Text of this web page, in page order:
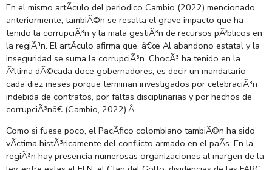
En el mismo artÃ­culo del periodico Cambio (2022) mencionado
anteriormente, tambiÃ©n se resalta el grave impacto que ha
tenido la corrupciÃ³n y la mala gestiÃ³n de recursos pÃºblicos en
la regiÃ³n. El artÃ­culo afirma que, â€œ Al abandono estatal y la
inseguridad se suma la corrupciÃ³n. ChocÃ³ ha tenido en la
Ãºltima dÃ©cada doce gobernadores, es decir un mandatario
cada diez meses porque terminan investigados por celebraciÃ³n
indebida de contratos, por faltas disciplinarias y por hechos de
corrupciÃ³nâ€ (Cambio, 2022).Â
Como si fuese poco, el PacÃ­fico colombiano tambiÃ©n ha sido
vÃ­ctima histÃ³ricamente del conflicto armado en el paÃ­s. En la
regiÃ³n hay presencia numerosas organizaciones al margen de la